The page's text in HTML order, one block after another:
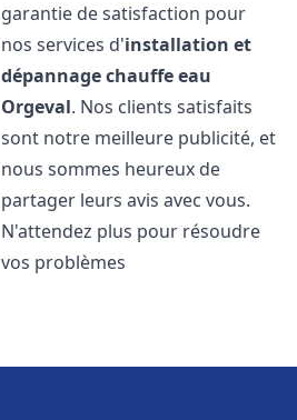
garantie de satisfaction pour
nos services d'installation et
dépannage chauffe eau
Orgeval. Nos clients satisfaits
sont notre meilleure publicité, et
nous sommes heureux de
partager leurs avis avec vous.
N'attendez plus pour résoudre
vos problèmes